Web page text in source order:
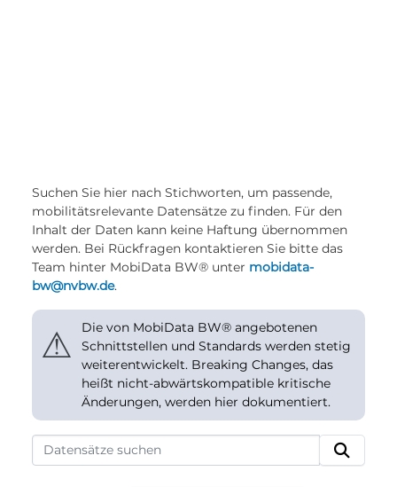
Suchen Sie hier nach Stichworten, um passende,
mobilitätsrelevante Datensätze zu finden. Für den
Inhalt der Daten kann keine Haftung übernommen
werden. Bei Rückfragen kontaktieren Sie bitte das
Team hinter MobiData BW® unter mobidata-
bw@nvbw.de.
⚠
Die von MobiData BW® angebotenen
Schnittstellen und Standards werden stetig
weiterentwickelt. Breaking Changes, das
heißt nicht-abwärtskompatible kritische
Änderungen, werden hier dokumentiert.